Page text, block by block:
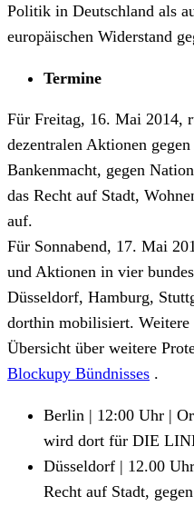
Politik in Deutschland als
europäischen Widerstand
Termine
Für Freitag, 16. Mai 2014,
dezentralen Aktionen
Bankenmacht, gegen
das Recht auf Stadt,
auf.
Für Sonnabend, 17. Mai
und Aktionen in vier
Düsseldorf, Hamburg,
dorthin mobilisiert.
Übersicht über weitere
Blockupy Bündnisses .
Berlin | 12:00 Uhr |
wird dort für DIE
Düsseldorf | 12.00
Recht auf Stadt,